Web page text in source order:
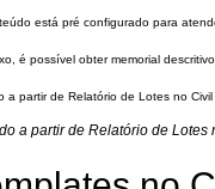
está pré configurado para
é possível obter memorial
a partir de Relatório de Lotes